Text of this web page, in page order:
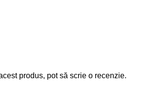
produs, pot să scrie o recenzie.